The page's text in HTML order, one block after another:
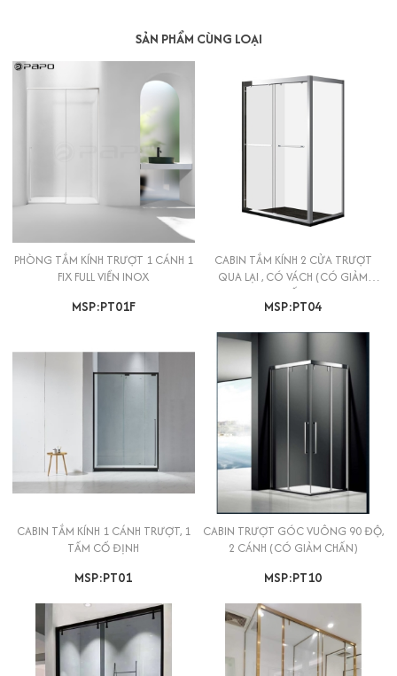
SẢN PHẨM CÙNG LOẠI
PHÒNG TẮM KÍNH TRƯỢT 1 CÁNH 1
FIX FULL VIỀN INOX
MSP:PT01F
CABIN TẮM KÍNH 2 CỬA TRƯỢT
QUA LẠI , CÓ VÁCH (CÓ GIẢM
CHẤN)
MSP:PT04
CABIN TẮM KÍNH 1 CÁNH TRƯỢT, 1
TẤM CỐ ĐỊNH
MSP:PT01
CABIN TRƯỢT GÓC VUÔNG 90 ĐỘ,
2 CÁNH (CÓ GIẢM CHẤN)
MSP:PT10